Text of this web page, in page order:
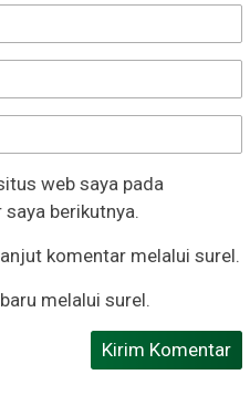
web saya pada
berikutnya.
komentar melalui surel.
melalui surel.